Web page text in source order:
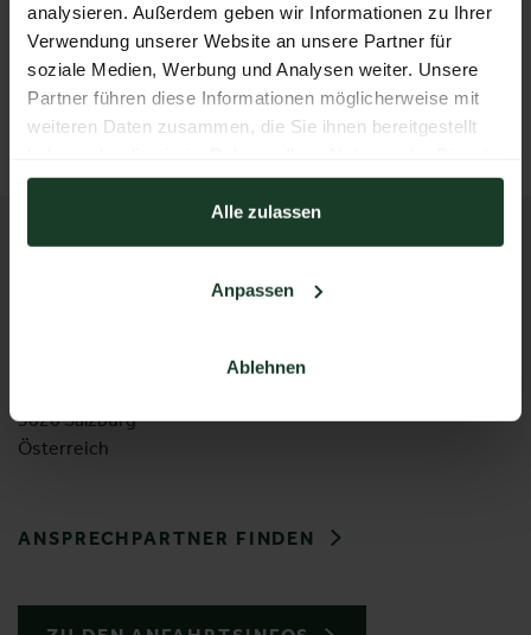
analysieren. Außerdem geben wir Informationen zu Ihrer
Verwendung unserer Website an unsere Partner für
soziale Medien, Werbung und Analysen weiter. Unsere
Partner führen diese Informationen möglicherweise mit
weiteren Daten zusammen, die Sie ihnen bereitgestellt
gesammelt haben.
Alle zulassen
Anpassen
Ablehnen
Leitring mit Achateinlage
ZURÜCK ZUM AUSSTELLER
KONTAKT
Messezentrum Salzburg GmbH
5020 Salzburg
Österreich
ANSPRECHPARTNER FINDEN